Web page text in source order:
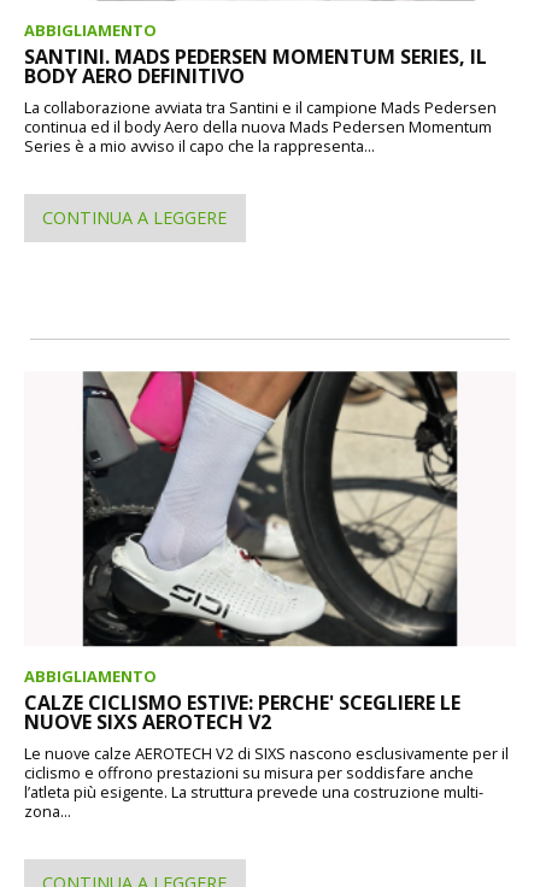
ABBIGLIAMENTO
SANTINI. MADS PEDERSEN MOMENTUM SERIES, IL
BODY AERO DEFINITIVO
La collaborazione avviata tra Santini e il campione Mads Pedersen
continua ed il body Aero della nuova Mads Pedersen Momentum
Series è a mio avviso il capo che la rappresenta...
CONTINUA A LEGGERE
ABBIGLIAMENTO
CALZE CICLISMO ESTIVE: PERCHE' SCEGLIERE LE
NUOVE SIXS AEROTECH V2
Le nuove calze AEROTECH V2 di SIXS nascono esclusivamente per il
ciclismo e offrono prestazioni su misura per soddisfare anche
l’atleta più esigente. La struttura prevede una costruzione multi-
zona...